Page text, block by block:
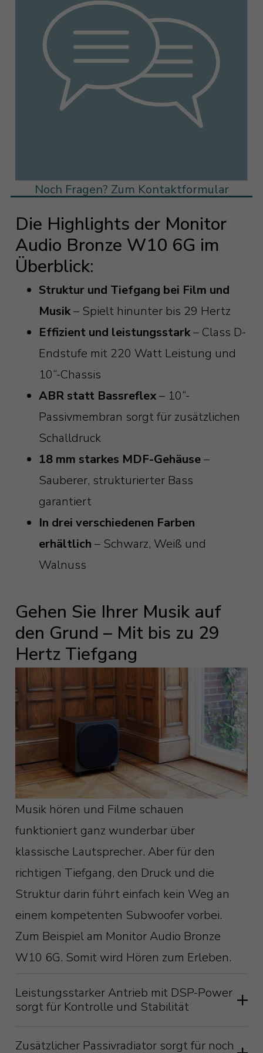
Noch Fragen? Zum Kontaktformular
Die Highlights der Monitor
Audio Bronze W10 6G im
Überblick:
Struktur und Tiefgang bei Film und
Musik– Spielt hinunter bis 29 Hertz
Effizient und leistungsstark– Class D-
Endstufe mit 220 Watt Leistung und
10“-Chassis
ABR statt Bassreflex– 10“-
Passivmembran sorgt für zusätzlichen
Schalldruck
18 mm starkes MDF-Gehäuse–
Sauberer, strukturierter Bass
garantiert
In drei verschiedenen Farben
erhältlich – Schwarz, Weiß und
Walnuss
Gehen Sie Ihrer Musik auf
den Grund – Mit bis zu 29
Hertz Tiefgang
Musik hören und Filme schauen
funktioniert ganz wunderbar über
klassische Lautsprecher. Aber für den
richtigen Tiefgang, den Druck und die
Struktur darin führt einfach kein Weg an
einem kompetenten Subwoofer vorbei.
Zum Beispiel am Monitor Audio Bronze
W10 6G. Somit wird Hören zum Erleben.
Leistungsstarker Antrieb mit DSP-Power
sorgt für Kontrolle und Stabilität
Die vom DSP (Digitalen Signalprozessor)
Zusätzlicher Passivradiator sorgt für noch